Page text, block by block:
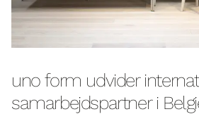
uno form udvider
samarbejdspartner i